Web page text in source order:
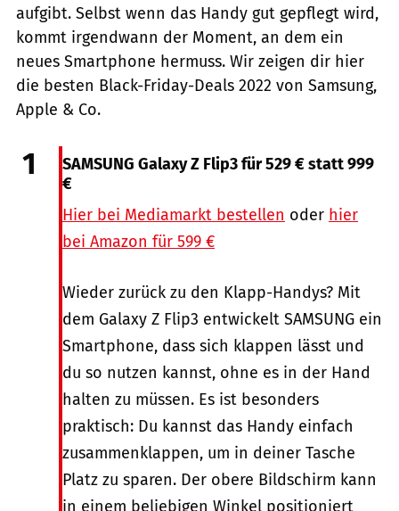
aufgibt. Selbst wenn das Handy gut gepflegt wird,
kommt irgendwann der Moment, an dem ein
neues Smartphone hermuss. Wir zeigen dir hier
die besten Black-Friday-Deals 2022 von Samsung,
Apple & Co.
1
SAMSUNG Galaxy Z Flip3 für 529 € statt 999
€
Hier bei Mediamarkt bestellen oder hier
bei Amazon für 599 €
Wieder zurück zu den Klapp-Handys? Mit
dem Galaxy Z Flip3 entwickelt SAMSUNG ein
Smartphone, dass sich klappen lässt und
du so nutzen kannst, ohne es in der Hand
halten zu müssen. Es ist besonders
praktisch: Du kannst das Handy einfach
zusammenklappen, um in deiner Tasche
Platz zu sparen. Der obere Bildschirm kann
in einem beliebigen Winkel positioniert